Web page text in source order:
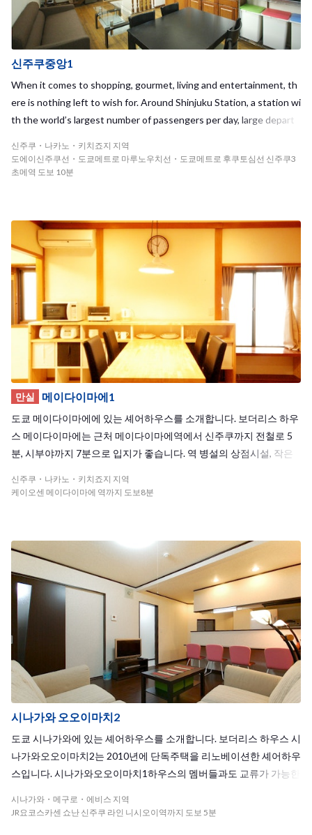
신주쿠중앙1
When it comes to shopping, gourmet, living and entertainment, th
ere is nothing left to wish for. Around Shinjuku Station, a station wi
th the world’s largest number of passengers per day, large depart
ne side by side.
신주쿠・나카노・키치죠지 지역
도에이신주쿠선・도쿄메트로 마루노우치선・도쿄메트로 후쿠토심선 신주쿠3
초메역 도보 10분
만실 메이다이마에1
도쿄 메이다이마에에 있는 셰어하우스를 소개합니다. 보더리스 하우
스 메이다이마에는 근처 메이다이마에역에서 신주쿠까지 전철로 5
분, 시부야까지 7분으로 입지가 좋습니다. 역 병설의 상점시설, 작은
아서 거리엔 활기가 넘칩니다. 다양한 국적을 가진 친구들과 매일이
신주쿠・나카노・키치죠지 지역
케이오센 메이다이마에 역까지 도보8분
시나가와 오오이마치2
도쿄 시나가와에 있는 셰어하우스를 소개합니다. 보더리스 하우스 시
나가와오오이마치2는 2010년에 단독주택을 리노베이션한 셰어하우
스입니다. 시나가와오오이마치1하우스의 멤버들과도 교류가 가능한
토큐오오이마치선, 케이힌토호쿠선 4개 라인이 이용 가능! 시부야까
시나가와・메구로・에비스 지역
JR요코스카센 쇼난 신주쿠 라인 니시오이역까지 도보 5분